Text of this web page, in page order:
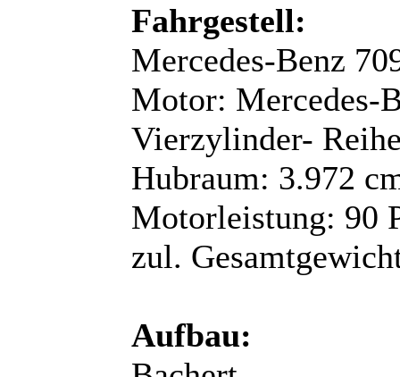
Fahrgestell:
Mercedes-Benz
Motor: Mercedes-
Vierzylinder-
Hubraum: 3.972
Motorleistung: 90
zul.
Aufbau: